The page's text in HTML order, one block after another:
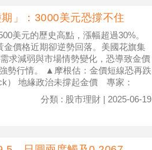
」：3000美元恐撐不住
美元的歷史高點，漲幅超過30%。
價格近期卻逆勢回落。美國花旗集
求減弱與市場情勢變化，恐導致金價
勢行情。 ▲摩根估：金價短線恐再跌
） 地緣政治未撐起金價 專家：
分類 : 股市理財 | 2025-06-19